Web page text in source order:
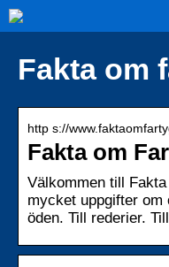
Fakta om
http s://
Fakta om
Välkommen till
mycket uppgifter
öden. Till rederier.